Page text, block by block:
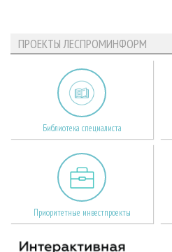
ПРОЕКТЫ ЛЕСПРОМИНФОРМ
Библиотека специалиста
Приоритетные инвестпроекты